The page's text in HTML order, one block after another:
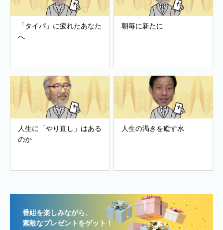
「タイパ」に疲れたあなた
へ
朝毎に新たに
人生に「やり直し」はある
のか
人生の渇きを癒す水
番組を楽しみながら、
素敵なプレゼントをゲット！